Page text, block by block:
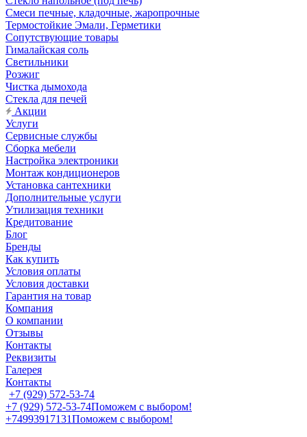
Смеси печные, кладочные, жаропрочные
Термостойкие Эмали, Герметики
Сопутствующие товары
Гималайская соль
Светильники
Розжиг
Чистка дымохода
Стекла для печей
Акции
Услуги
Сервисные службы
Сборка мебели
Настройка электроники
Монтаж кондиционеров
Установка сантехники
Дополнительные услуги
Утилизация техники
Кредитование
Блог
Бренды
Как купить
Условия оплаты
Условия доставки
Гарантия на товар
Компания
О компании
Отзывы
Контакты
Реквизиты
Галерея
Контакты
+7 (929) 572-53-74
+7 (929) 572-53-74Поможем с выбором!
+74993917131Поможем с выбором!